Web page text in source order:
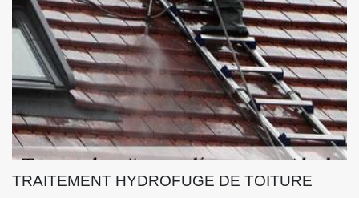
TRAITEMENT HYDROFUGE DE TOITURE